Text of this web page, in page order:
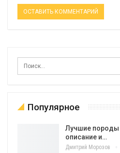
Популярное
Лучшие породы
описание и…
Дмитрий Морозов